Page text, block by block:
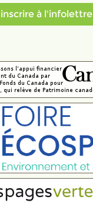
à l'infolettre